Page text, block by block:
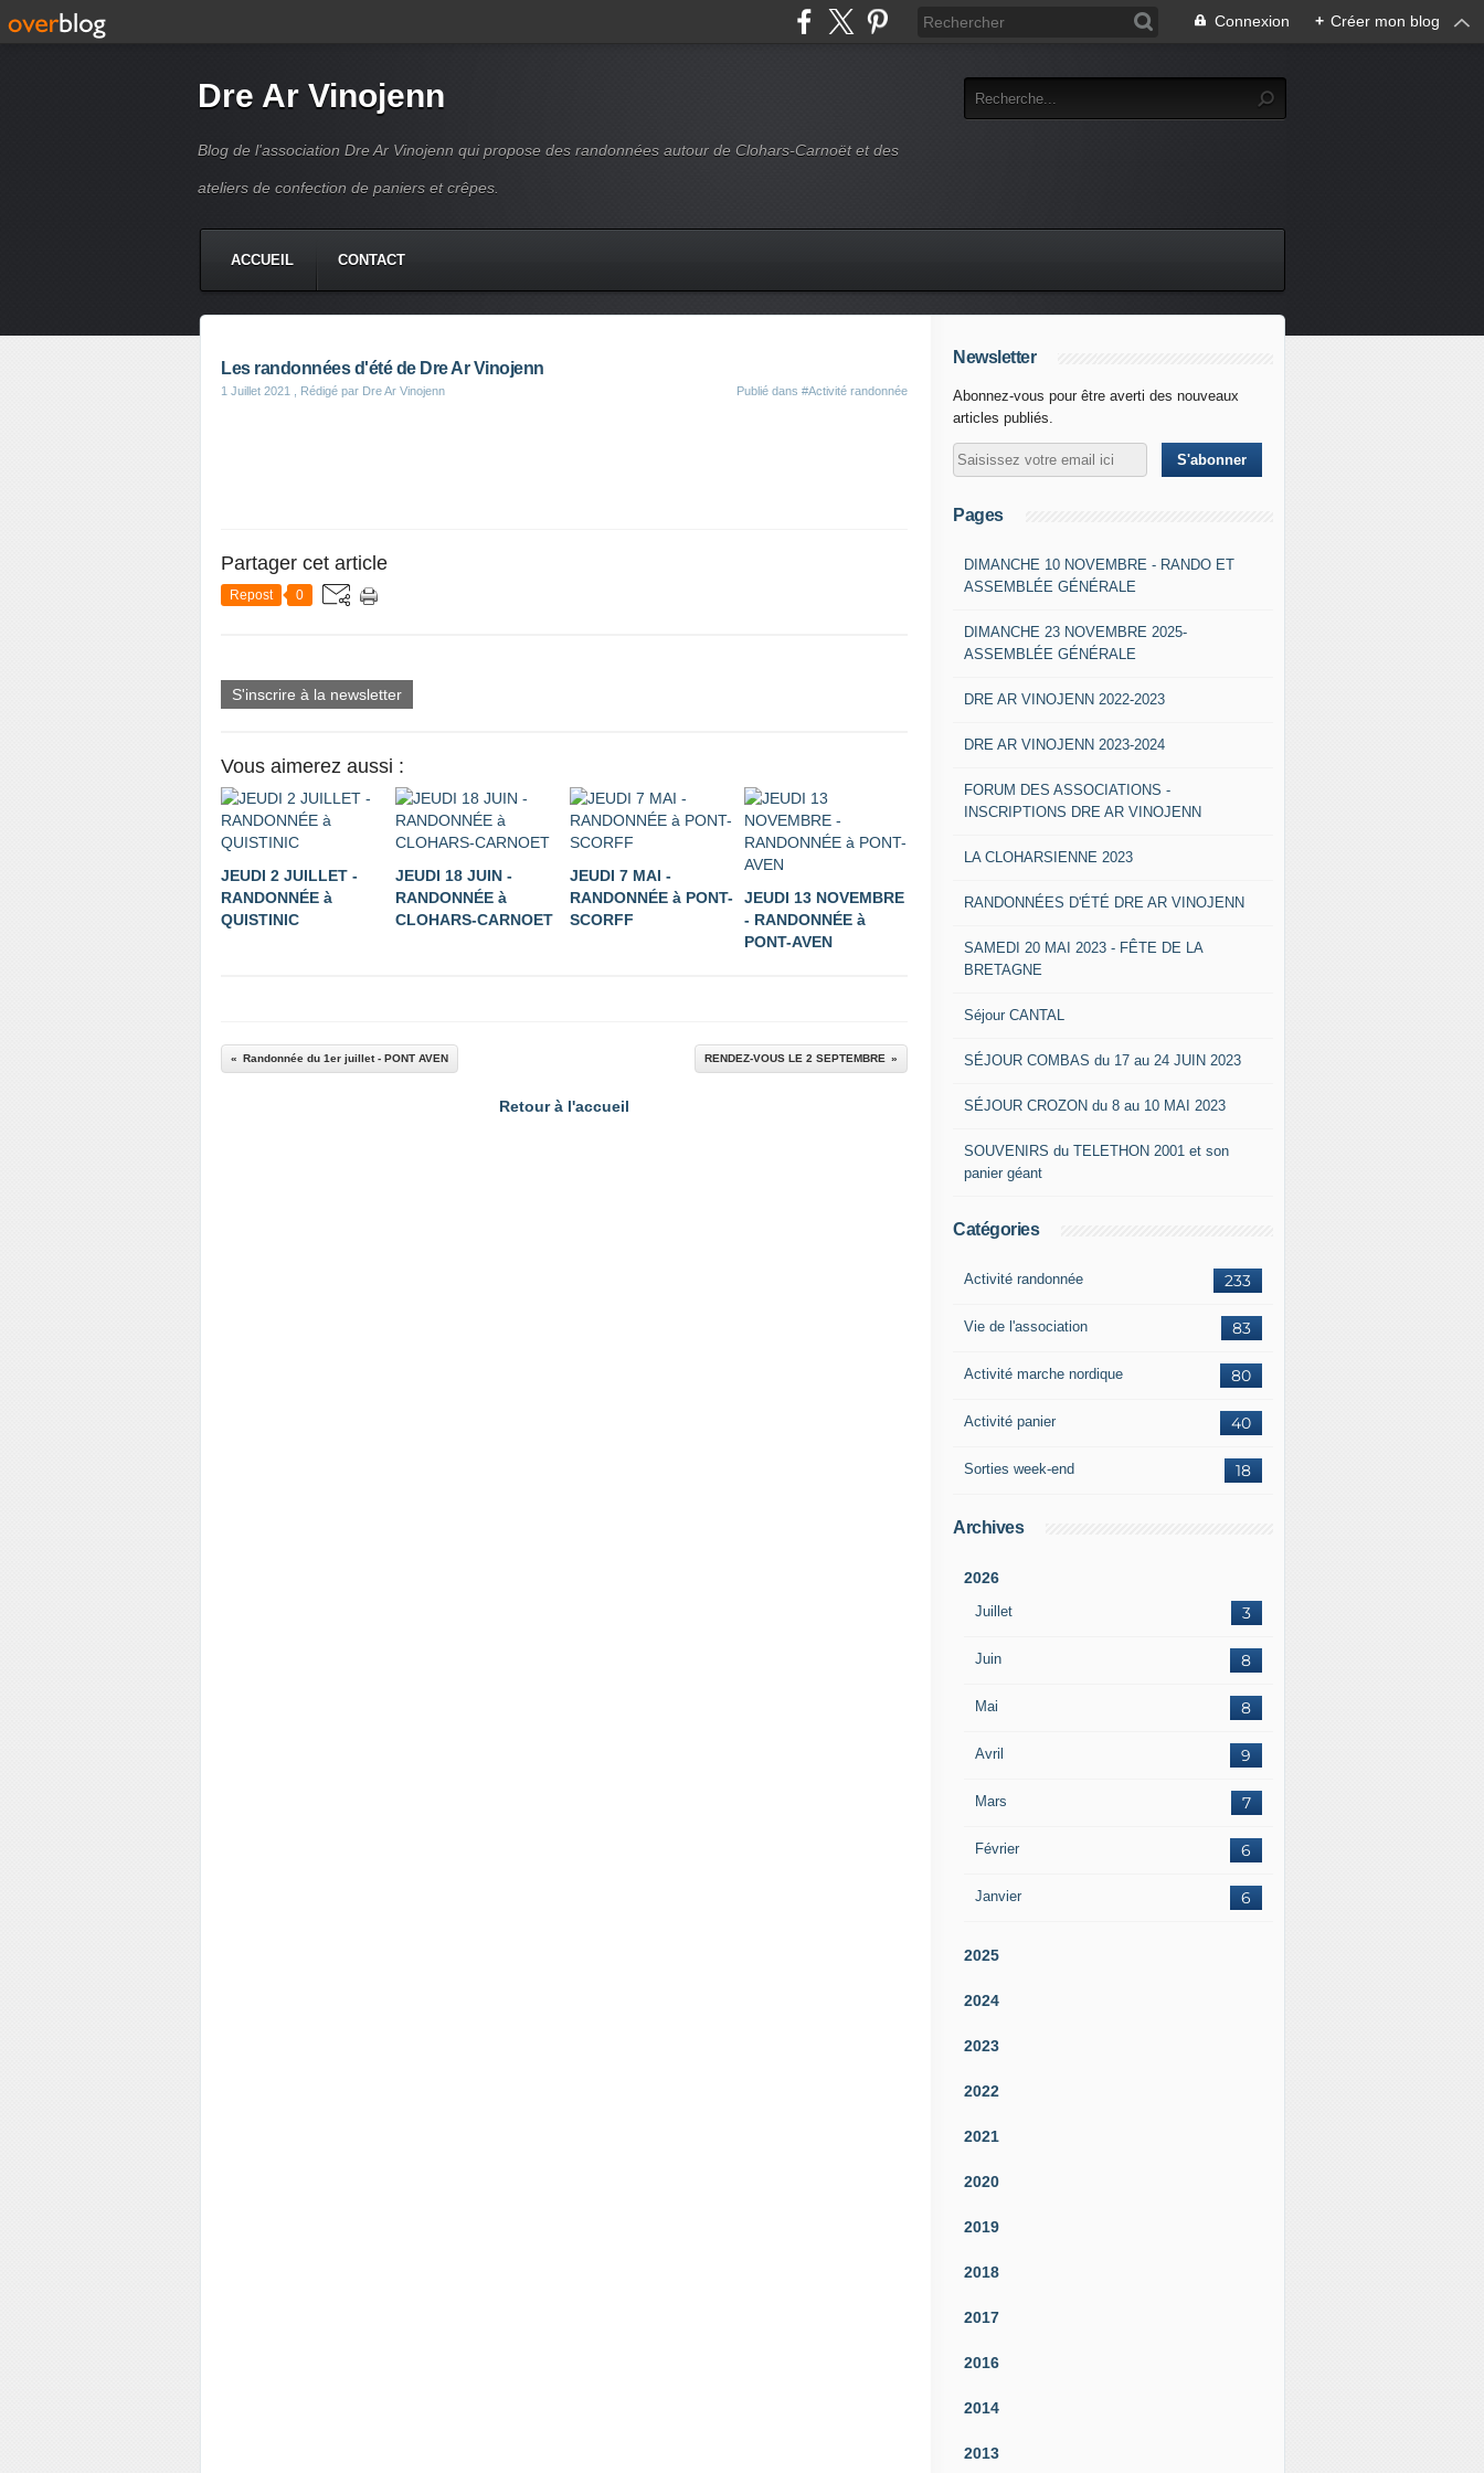
Connexion + Créer mon blog
Dre Ar Vinojenn
Blog de l'association Dre Ar Vinojenn qui propose des randonnées autour de Clohars-Carnoët et des
ateliers de confection de paniers et crêpes.
ACCUEIL CONTACT
Les randonnées d'été de Dre Ar Vinojenn
1 Juillet 2021 , Rédigé par Dre Ar Vinojenn Publié dans #Activité randonnée
Partager cet article
Repost 0
S'inscrire à la newsletter
Vous aimerez aussi :
JEUDI 2 JUILLET -
RANDONNÉE à
QUISTINIC
JEUDI 18 JUIN -
RANDONNÉE à
CLOHARS-CARNOET
JEUDI 7 MAI -
RANDONNÉE à PONT-
SCORFF
JEUDI 13 NOVEMBRE
- RANDONNÉE à
PONT-AVEN
Randonnée du 1er juillet - PONT AVEN RENDEZ-VOUS LE 2 SEPTEMBRE
Retour à l'accueil
Newsletter
Abonnez-vous pour être averti des nouveaux
articles publiés.
Pages
DIMANCHE 10 NOVEMBRE - RANDO ET
ASSEMBLÉE GÉNÉRALE
DIMANCHE 23 NOVEMBRE 2025-
ASSEMBLÉE GÉNÉRALE
DRE AR VINOJENN 2022-2023
DRE AR VINOJENN 2023-2024
FORUM DES ASSOCIATIONS -
INSCRIPTIONS DRE AR VINOJENN
LA CLOHARSIENNE 2023
RANDONNÉES D'ÉTÉ DRE AR VINOJENN
SAMEDI 20 MAI 2023 - FÊTE DE LA
BRETAGNE
Séjour CANTAL
SÉJOUR COMBAS du 17 au 24 JUIN 2023
SÉJOUR CROZON du 8 au 10 MAI 2023
SOUVENIRS du TELETHON 2001 et son
panier géant
Catégories
233
Activité randonnée
83
Vie de l'association
80
Activité marche nordique
40
Activité panier
18
Sorties week-end
Archives
2026
Juillet 3
Juin 8
Mai 8
Avril 9
Mars 7
Février 6
Janvier 6
2025
2024
2023
2022
2021
2020
2019
2018
2017
2016
2014
2013